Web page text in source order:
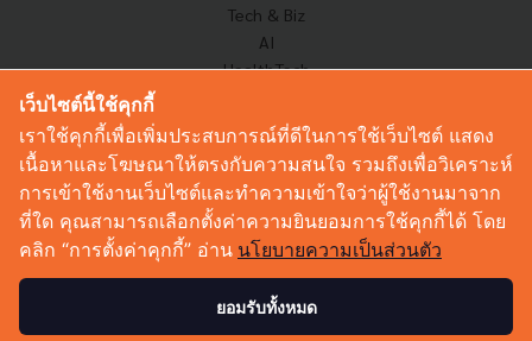
Tech & Biz
AI
HealthTech
Corp Innov
Saucy Thoughts
Sustainable
Videos
Podcast
เว็บไซต์นี้ใช้คุกกี้
เราใช้คุกกี้เพื่อเพิ่มประสบการณ์ที่ดีในการใช้เว็บไซต์ แสดง
เนื้อหาและโฆษณาให้ตรงกับความสนใจ รวมถึงเพื่อวิเคราะห์
การเข้าใช้งานเว็บไซต์และทำความเข้าใจว่าผู้ใช้งานมาจาก
ที่ใด คุณสามารถเลือกตั้งค่าความยินยอมการใช้คุกกี้ได้ โดย
คลิก “การตั้งค่าคุกกี้” อ่าน นโยบายความเป็นส่วนตัว
ยอมรับทั้งหมด